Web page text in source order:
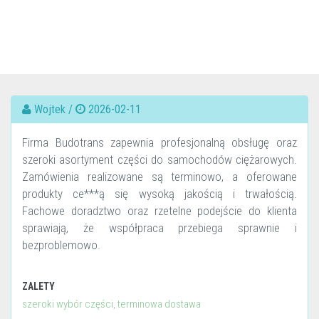
Wojtek / 2026-02-11
Firma Budotrans zapewnia profesjonalną obsługę oraz
szeroki asortyment części do samochodów ciężarowych.
Zamówienia realizowane są terminowo, a oferowane
produkty ce***ą się wysoką jakością i trwałością.
Fachowe doradztwo oraz rzetelne podejście do klienta
sprawiają, że współpraca przebiega sprawnie i
bezproblemowo.
ZALETY
szeroki wybór części, terminowa dostawa